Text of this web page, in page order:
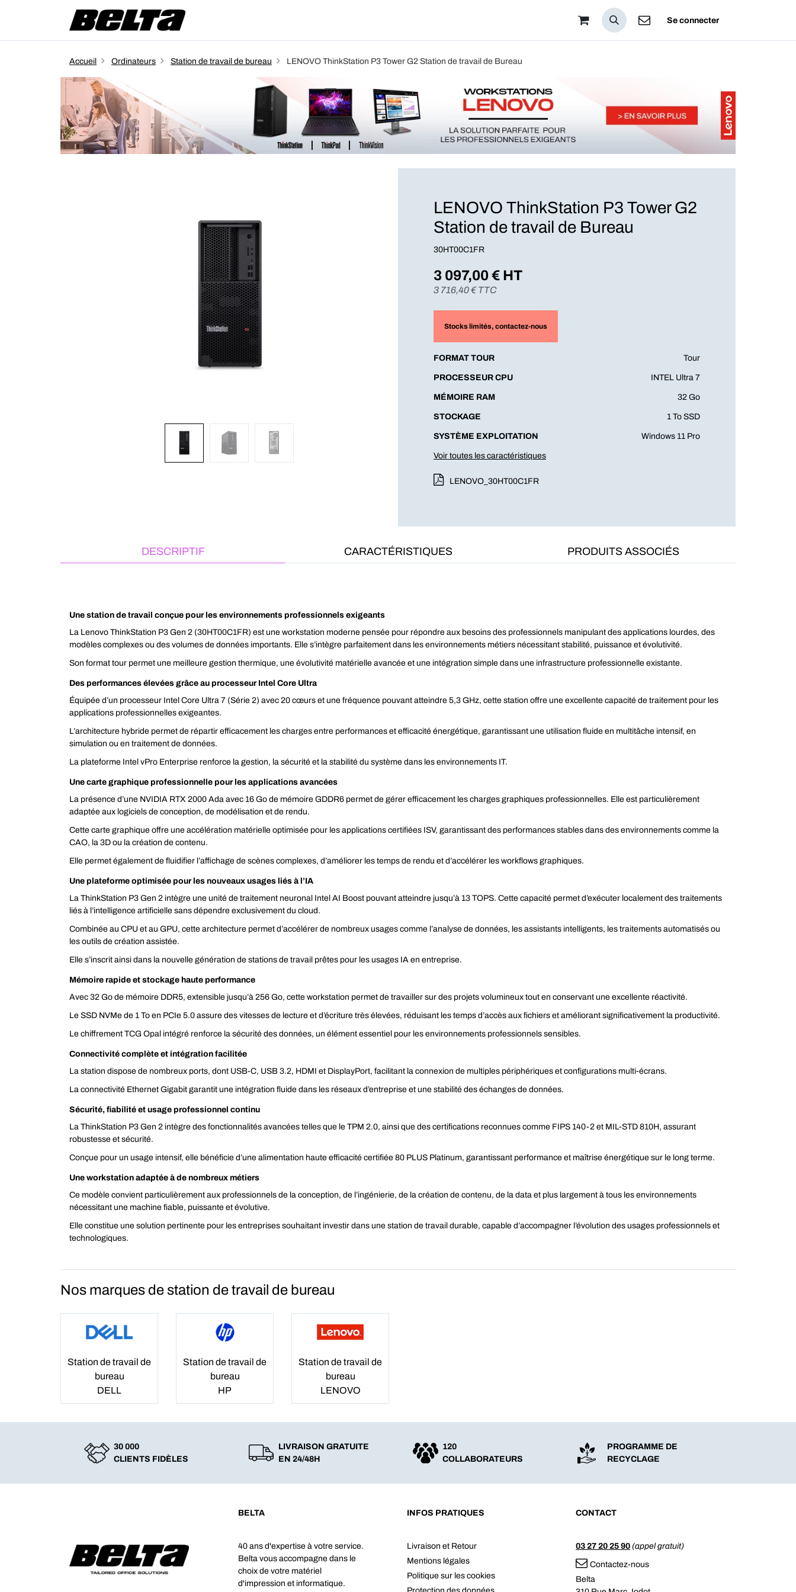
Se connecter
Accueil Ordinateurs Station de travail de bureau LENOVO ThinkStation P3 Tower G2 Station de travail de Bureau
LENOVO ThinkStation P3 Tower G2
Station de travail de Bureau
30HT00C1FR
3 097,00€ HT
3 716,40€ TTC
Stocks limités, contactez-nous
FORMAT TOUR Tour
PROCESSEUR CPU INTEL Ultra 7
MÉMOIRE RAM 32 Go
STOCKAGE 1 To SSD
SYSTÈME EXPLOITATION Windows 11 Pro
Voir toutes les caractéristiques
LENOVO_30HT00C1FR
DESCRIPTIF CARACTÉRISTIQUES PRODUITS ASSOCIÉS
Une station de travail conçue pour les environnements professionnels exigeants
La Lenovo ThinkStation P3 Gen 2 (30HT00C1FR) est une workstation moderne pensée pour répondre aux besoins des professionnels manipulant des applications lourdes, des
modèles complexes ou des volumes de données importants. Elle s’intègre parfaitement dans les environnements métiers nécessitant stabilité, puissance et évolutivité.
Son format tour permet une meilleure gestion thermique, une évolutivité matérielle avancée et une intégration simple dans une infrastructure professionnelle existante.
Des performances élevées grâce au processeur Intel Core Ultra
Équipée d’un processeur Intel Core Ultra 7 (Série 2) avec 20 cœurs et une fréquence pouvant atteindre 5,3 GHz, cette station offre une excellente capacité de traitement pour les
applications professionnelles exigeantes.
L’architecture hybride permet de répartir efficacement les charges entre performances et efficacité énergétique, garantissant une utilisation fluide en multitâche intensif, en
simulation ou en traitement de données.
La plateforme Intel vPro Enterprise renforce la gestion, la sécurité et la stabilité du système dans les environnements IT.
Une carte graphique professionnelle pour les applications avancées
La présence d’une NVIDIA RTX 2000 Ada avec 16 Go de mémoire GDDR6 permet de gérer efficacement les charges graphiques professionnelles. Elle est particulièrement
adaptée aux logiciels de conception, de modélisation et de rendu.
Cette carte graphique offre une accélération matérielle optimisée pour les applications certifiées ISV, garantissant des performances stables dans des environnements comme la
CAO, la 3D ou la création de contenu.
Elle permet également de fluidifier l’affichage de scènes complexes, d’améliorer les temps de rendu et d’accélérer les workflows graphiques.
Une plateforme optimisée pour les nouveaux usages liés à l’IA
La ThinkStation P3 Gen 2 intègre une unité de traitement neuronal Intel AI Boost pouvant atteindre jusqu’à 13 TOPS. Cette capacité permet d’exécuter localement des traitements
liés à l’intelligence artificielle sans dépendre exclusivement du cloud.
Combinée au CPU et au GPU, cette architecture permet d’accélérer de nombreux usages comme l’analyse de données, les assistants intelligents, les traitements automatisés ou
les outils de création assistée.
Elle s’inscrit ainsi dans la nouvelle génération de stations de travail prêtes pour les usages IA en entreprise.
Mémoire rapide et stockage haute performance
Avec 32 Go de mémoire DDR5, extensible jusqu’à 256 Go, cette workstation permet de travailler sur des projets volumineux tout en conservant une excellente réactivité.
Le SSD NVMe de 1 To en PCIe 5.0 assure des vitesses de lecture et d’écriture très élevées, réduisant les temps d’accès aux fichiers et améliorant significativement la productivité.
Le chiffrement TCG Opal intégré renforce la sécurité des données, un élément essentiel pour les environnements professionnels sensibles.
Connectivité complète et intégration facilitée
La station dispose de nombreux ports, dont USB-C, USB 3.2, HDMI et DisplayPort, facilitant la connexion de multiples périphériques et configurations multi-écrans.
La connectivité Ethernet Gigabit garantit une intégration fluide dans les réseaux d’entreprise et une stabilité des échanges de données.
Sécurité, fiabilité et usage professionnel continu
La ThinkStation P3 Gen 2 intègre des fonctionnalités avancées telles que le TPM 2.0, ainsi que des certifications reconnues comme FIPS 140-2 et MIL-STD 810H, assurant
robustesse et sécurité.
Conçue pour un usage intensif, elle bénéficie d’une alimentation haute efficacité certifiée 80 PLUS Platinum, garantissant performance et maîtrise énergétique sur le long terme.
Une workstation adaptée à de nombreux métiers
Ce modèle convient particulièrement aux professionnels de la conception, de l’ingénierie, de la création de contenu, de la data et plus largement à tous les environnements
nécessitant une machine fiable, puissante et évolutive.
Elle constitue une solution pertinente pour les entreprises souhaitant investir dans une station de travail durable, capable d’accompagner l’évolution des usages professionnels et
technologiques.
Nos marques de station de travail de bureau
Station de travail de
bureau
DELL
Station de travail de
bureau
HP
Station de travail de
bureau
LENOVO
30 000
CLIENTS FIDÈLES
LIVRAISON GRATUITE
EN 24/48H
120
COLLABORATEURS
PROGRAMME DE
RECYCLAGE
BELTA
40 ans d'expertise à votre service.
Belta vous accompagne dans le
choix de votre matériel
d'impression et informatique.
INFOS PRATIQUES
Livraison et Retour
Mentions légales
Politique sur les cookies
CONTACT
03 27 20 25 90 (appel gratuit)
Contactez-nous
Belta